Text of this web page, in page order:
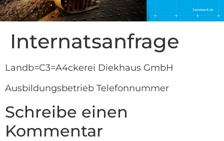
Internatsanfrage
Landb=C3=A4ckerei Diekhaus GmbH
Ausbildungsbetrieb Telefonnummer
Schreibe einen
Kommentar